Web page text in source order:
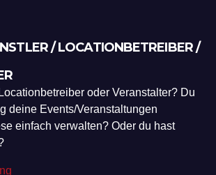
/ LOCATIONBETREIBER /
oder Veranstalter? Du
deine Events/Veranstaltungen
einfach verwalten? Oder du hast